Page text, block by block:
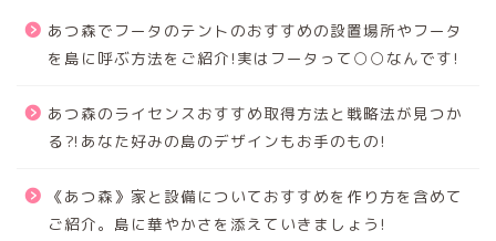
あつ森でフータのテントのおすすめの設置場所やフータ
を島に呼ぶ方法をご紹介!実はフータって○○なんです!
あつ森のライセンスおすすめ取得方法と戦略法が見つか
る⁈あなた好みの島のデザインもお手のもの!
《あつ森》家と設備についておすすめを作り方を含めて
ご紹介。島に華やかさを添えていきましょう!